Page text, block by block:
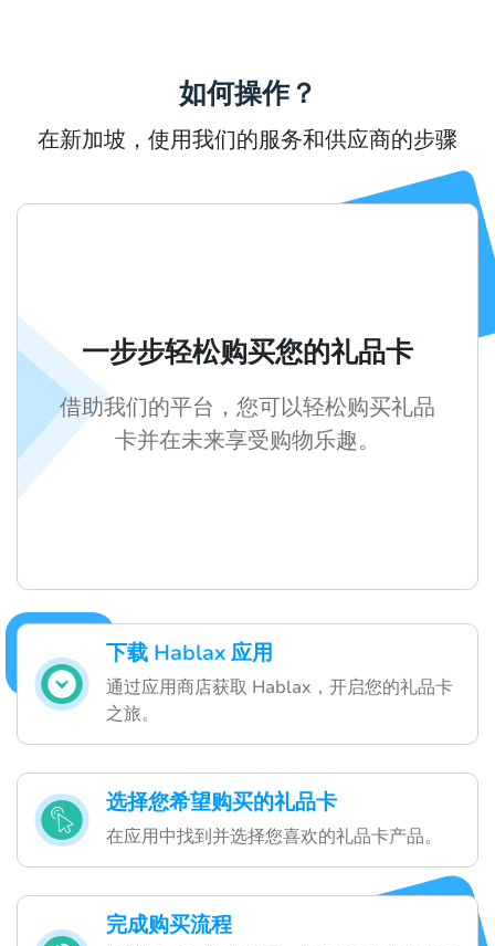
如何操作？
在新加坡，使用我们的服务和供应商的步骤
下载 Hablax 应用
通过应用商店获取 Hablax，开启您的礼品卡
之旅。
选择您希望购买的礼品卡
在应用中找到并选择您喜欢的礼品卡产品。
完成购买流程
一步步轻松购买您的礼品卡
借助我们的平台，您可以轻松购买礼品
卡并在未来享受购物乐趣。